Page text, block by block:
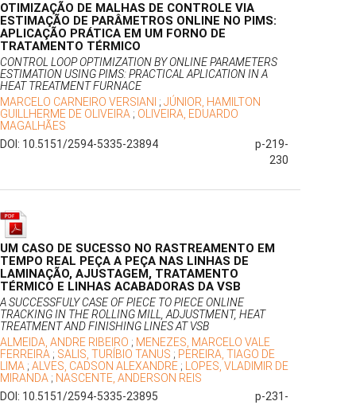
OTIMIZAÇÃO DE MALHAS DE CONTROLE VIA
ESTIMAÇÃO DE PARÂMETROS ONLINE NO PIMS:
APLICAÇÃO PRÁTICA EM UM FORNO DE
TRATAMENTO TÉRMICO
CONTROL LOOP OPTIMIZATION BY ONLINE PARAMETERS
ESTIMATION USING PIMS: PRACTICAL APLICATION IN A
HEAT TREATMENT FURNACE
MARCELO CARNEIRO VERSIANI ; JÚNIOR, HAMILTON
GUILLHERME DE OLIVEIRA ; OLIVEIRA, EDUARDO
MAGALHÃES
DOI: 10.5151/2594-5335-23894
p-219-
230
UM CASO DE SUCESSO NO RASTREAMENTO EM
TEMPO REAL PEÇA A PEÇA NAS LINHAS DE
LAMINAÇÃO, AJUSTAGEM, TRATAMENTO
TÉRMICO E LINHAS ACABADORAS DA VSB
A SUCCESSFULY CASE OF PIECE TO PIECE ONLINE
TRACKING IN THE ROLLING MILL, ADJUSTMENT, HEAT
TREATMENT AND FINISHING LINES AT VSB
ALMEIDA, ANDRE RIBEIRO ; MENEZES, MARCELO VALE
FERREIRA ; SALIS, TURÍBIO TANUS ; PEREIRA, TIAGO DE
LIMA ; ALVES, CADSON ALEXANDRE ;
LOPES, VLADIMIR DE
MIRANDA ; NASCENTE, ANDERSON REIS
DOI: 10.5151/2594-5335-23895
p-231-